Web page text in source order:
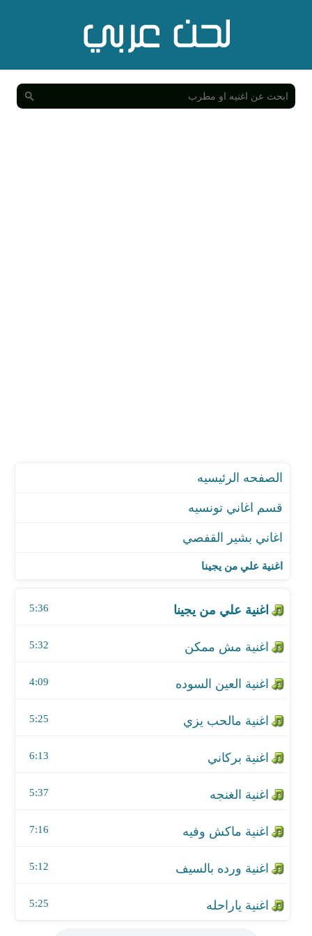
اغنية علي من يجينا
اغنية علي من يجينا
5:36
اغنية مش ممكن
5:32
اغنية العين السوده
4:09
5:25
6:13
5:37
اغنية ماكش وفيه
7:16
اغنية ورده بالسيف
5:12
اغنية ياراحله
5:25